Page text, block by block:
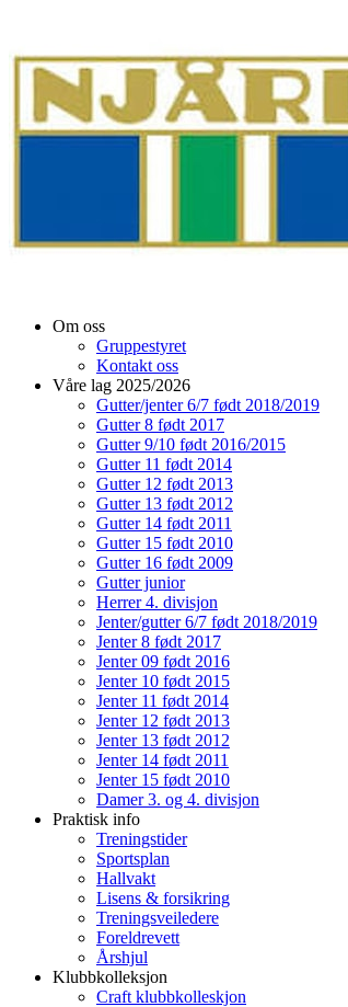
Om oss
Gruppestyret
Kontakt oss
Våre lag 2025/2026
Gutter/jenter 6/7 født 2018/2019
Gutter 8 født 2017
Gutter 9/10 født 2016/2015
Gutter 11 født 2014
Gutter 12 født 2013
Gutter 13 født 2012
Gutter 14 født 2011
Gutter 15 født 2010
Gutter 16 født 2009
Gutter junior
Herrer 4. divisjon
Jenter/gutter 6/7 født 2018/2019
Jenter 8 født 2017
Jenter 09 født 2016
Jenter 10 født 2015
Jenter 11 født 2014
Jenter 12 født 2013
Jenter 13 født 2012
Jenter 14 født 2011
Jenter 15 født 2010
Damer 3. og 4. divisjon
Praktisk info
Treningstider
Sportsplan
Hallvakt
Lisens & forsikring
Treningsveiledere
Foreldrevett
Årshjul
Klubbkolleksjon
Craft klubbkolleskjon